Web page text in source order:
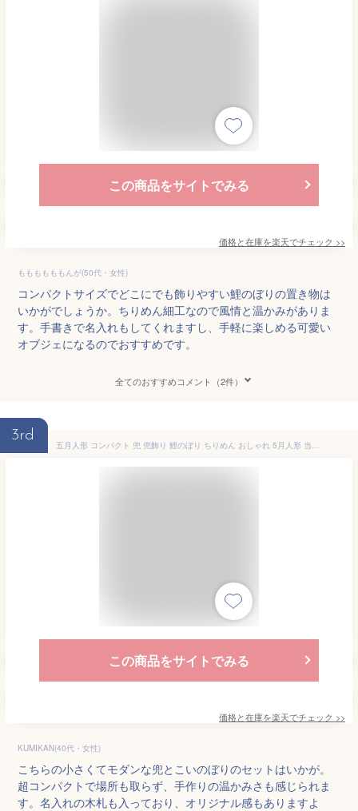
この商品をサイトでみる
価格と在庫を楽天でチェック >>
ももももももんが(50代・女性)
コンパクトサイズでどこにでも飾りやすい鯉のぼりの置き物は
いかがでしょうか。ちりめん細工なので風情と温かみがありま
す。手書きで名入れもしてくれますし、手軽に楽しめる可愛い
オブジェになるのでおすすめです。
全てのおすすめコメント（2件）
3rd
五月人形 コンパクト 兜 兜飾り 鯉のぼり ちりめん おしゃれ 5月人形 当店オリジナル 白木台 こいのぼり 端午の節句 男の子 室内 セット ミニ 名前旗 名入れ 木札 龍虎堂 .五月人形.
この商品をサイトでみる
価格と在庫を楽天でチェック >>
KUMIKAN(40代・女性)
こちらの小さくてモダンな兜とこいのぼりのセットはいかが。
超コンパクトで場所も取らず、手作りの温かみさも感じられま
す。名入れの木札も入っており、オリジナル感もありますよ